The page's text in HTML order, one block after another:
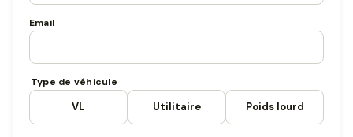
Email
Type de véhicule
VL Utilitaire Poids lourd